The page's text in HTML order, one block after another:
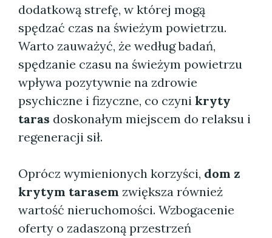
dodatkową strefę, w której mogą
spędzać czas na świeżym powietrzu.
Warto zauważyć, że według badań,
spędzanie czasu na świeżym powietrzu
wpływa pozytywnie na zdrowie
psychiczne i fizyczne, co czyni kryty
taras doskonałym miejscem do relaksu i
regeneracji sił.
Oprócz wymienionych korzyści, dom z
krytym tarasem zwiększa również
wartość nieruchomości. Wzbogacenie
oferty o zadaszoną przestrzeń